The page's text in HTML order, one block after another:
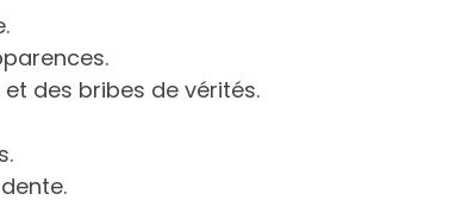
des bribes de vérités.